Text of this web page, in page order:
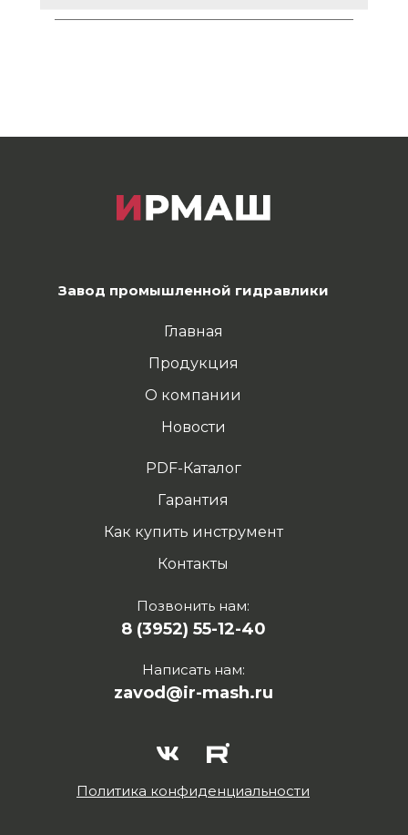
Завод промышленной гидравлики
Главная
Продукция
О компании
Новости
PDF-Каталог
Гарантия
Как купить инструмент
Контакты
Позвонить нам:
8 (3952) 55-12-40
Написать нам:
zavod@ir-mash.ru
Политика конфиденциальности